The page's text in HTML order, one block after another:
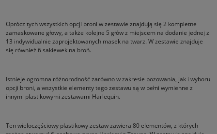
Oprócz tych wszystkich opcji broni w zestawie znajdują się 2 kompletne
zamaskowane głowy, a także kolejne 5 głów z miejscem na dodanie jednej z
13 indywidualnie zaprojektowanych masek na twarz. W zestawie znajduje
się również 6 sakiewek na broń.
Istnieje ogromna różnorodność zarówno w zakresie pozowania, jak i wyboru
opcji broni, a wszystkie elementy tego zestawu są w pełni wymienne z
innymi plastikowymi zestawami Harlequin.
Ten wieloczęściowy plastikowy zestaw zawiera 80 elementów, z których